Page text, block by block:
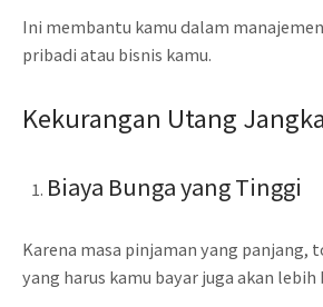
Ini membantu kamu dalam
pribadi atau bisnis kamu.
Kekurangan Utang
Biaya Bunga yang Tinggi
Karena masa pinjaman yang panjang,
yang harus kamu bayar juga akan lebih